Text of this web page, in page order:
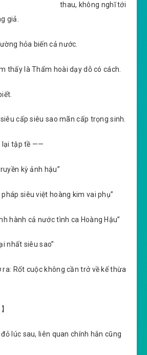
thau, không nghĩ tới
giả.
hỏa biến cả nước.
thấy là Thẩm hoài dạy dỗ có cách.
cấp siêu sao mãn cấp trọng sinh.
lại tập tề ——
kỳ ảnh hậu”
siêu việt hoàng kim vai phụ”
hành cả nước tình ca Hoàng Hậu”
nhất siêu sao”
ra: Rốt cuộc không cần trở về kế thừa
lúc sau, liên quan chính hắn cũng